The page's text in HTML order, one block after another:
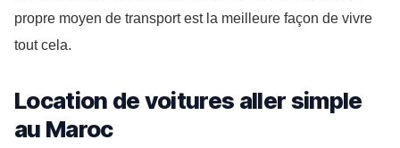
propre moyen de transport est la meilleure façon de vivre
tout cela.
Location de voitures aller simple
au Maroc